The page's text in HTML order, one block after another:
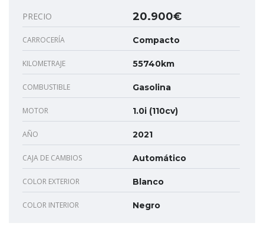
PRECIO 20.900€
CARROCERÍA Compacto
KILOMETRAJE 55740km
COMBUSTIBLE Gasolina
MOTOR 1.0i (110cv)
AÑO 2021
CAJA DE CAMBIOS Automático
COLOR EXTERIOR Blanco
COLOR INTERIOR Negro